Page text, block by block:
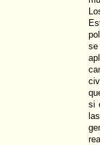
se
si